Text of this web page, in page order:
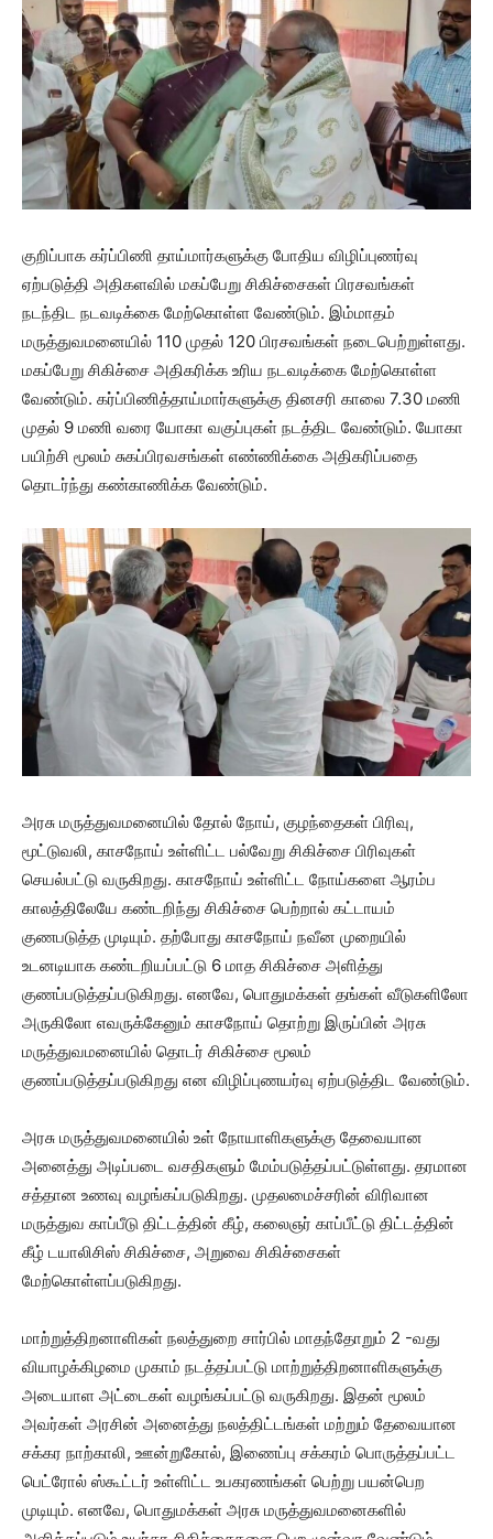
குறிப்பாக கர்ப்பிணி தாய்மார்களுக்கு போதிய விழிப்புணர்வு
ஏற்படுத்தி அதிகளவில் மகப்பேறு சிகிச்சைகள் பிரசவங்கள்
நடந்திட நடவடிக்கை மேற்கொள்ள வேண்டும். இம்மாதம்
மருத்துவமனையில் 110 முதல் 120 பிரசவங்கள் நடைபெற்றுள்ளது.
மகப்பேறு சிகிச்சை அதிகரிக்க உரிய நடவடிக்கை மேற்கொள்ள
வேண்டும். கர்ப்பிணித்தாய்மார்களுக்கு தினசரி காலை 7.30 மணி
முதல் 9 மணி வரை யோகா வகுப்புகள் நடத்திட வேண்டும். யோகா
பயிற்சி மூலம் சுகப்பிரவசங்கள் எண்ணிக்கை அதிகரிப்பதை
தொடர்ந்து கண்காணிக்க வேண்டும்.
அரசு மருத்துவமனையில் தோல் நோய், குழந்தைகள் பிரிவு,
மூட்டுவலி, காசநோய் உள்ளிட்ட பல்வேறு சிகிச்சை பிரிவுகள்
செயல்பட்டு வருகிறது. காசநோய் உள்ளிட்ட நோய்களை ஆரம்ப
காலத்திலேயே கண்டறிந்து சிகிச்சை பெற்றால் கட்டாயம்
குணபடுத்த முடியும். தற்போது காசநோய் நவீன முறையில்
உடனடியாக கண்டறியப்பட்டு 6 மாத சிகிச்சை அளித்து
குணப்படுத்தப்படுகிறது. எனவே, பொதுமக்கள் தங்கள் வீடுகளிலோ
அருகிலோ எவருக்கேனும் காசநோய் தொற்று இருப்பின் அரசு
மருத்துவமனையில் தொடர் சிகிச்சை மூலம்
குணப்படுத்தப்படுகிறது என விழிப்புணயர்வு ஏற்படுத்திட வேண்டும்.
அரசு மருத்துவமனையில் உள் நோயாளிகளுக்கு தேவையான
அனைத்து அடிப்படை வசதிகளும் மேம்படுத்தப்பட்டுள்ளது. தரமான
சத்தான உணவு வழங்கப்படுகிறது. முதலமைச்சரின் விரிவான
மருத்துவ காப்பீடு திட்டத்தின் கீழ், கலைஞர் காப்பீட்டு திட்டத்தின்
கீழ் டயாலிசிஸ் சிகிச்சை, அறுவை சிகிச்சைகள்
மேற்கொள்ளப்படுகிறது.
மாற்றுத்திறனாளிகள் நலத்துறை சார்பில் மாதந்தோறும் 2 -வது
வியாழக்கிழமை முகாம் நடத்தப்பட்டு மாற்றுத்திறனாளிகளுக்கு
அடையாள அட்டைகள் வழங்கப்பட்டு வருகிறது. இதன் மூலம்
அவர்கள் அரசின் அனைத்து நலத்திட்டங்கள் மற்றும் தேவையான
சக்கர நாற்காலி, ஊன்றுகோல், இணைப்பு சக்கரம் பொருத்தப்பட்ட
பெட்ரோல் ஸ்கூட்டர் உள்ளிட்ட உபகரணங்கள் பெற்று பயன்பெற
முடியும். எனவே, பொதுமக்கள் அரசு மருத்துவமனைகளில்